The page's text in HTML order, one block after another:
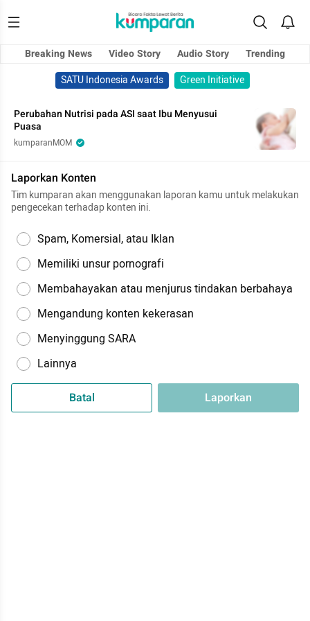
Breaking News Video Story Audio Story
Trending
SATU Indonesia Awards
Green Initiative
Perubahan Nutrisi pada ASI saat Ibu Menyusui
Puasa
kumparanMOM
Laporkan Konten
Tim kumparan akan menggunakan laporan kamu untuk melakukan
pengecekan terhadap konten ini.
Spam, Komersial, atau Iklan
Memiliki unsur pornografi
Membahayakan atau menjurus tindakan berbahaya
Mengandung konten kekerasan
Menyinggung SARA
Lainnya
Batal Laporkan